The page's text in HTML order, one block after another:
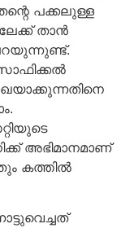
പക്കലുള്ള
താന്‍
അഭിമാനമാണ്
കത്തില്‍